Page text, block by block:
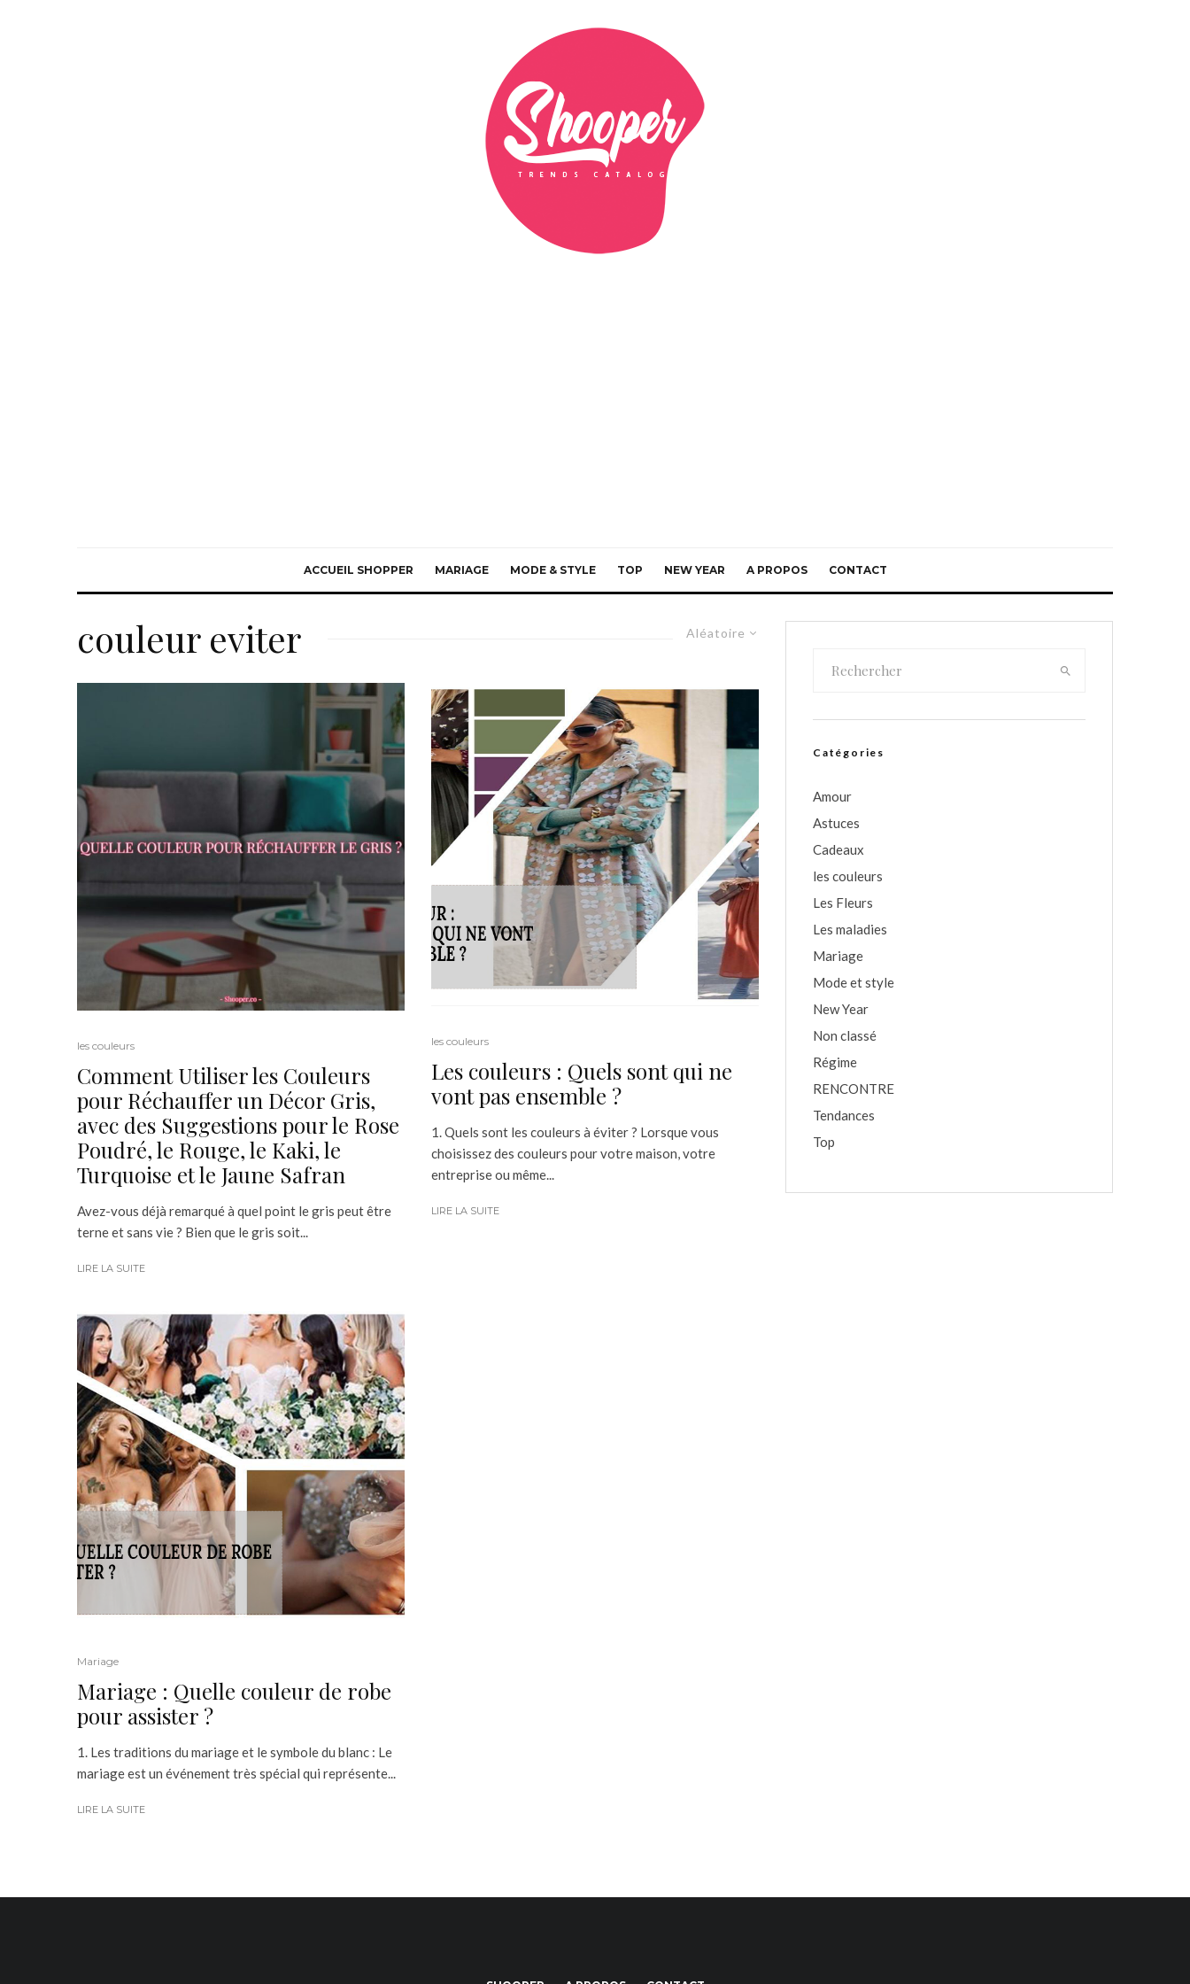
ACCUEIL SHOPPER MARIAGE MODE & STYLE TOP NEW YEAR A PROPOS CONTACT
Aléatoire
couleur eviter
les couleurs
Comment Utiliser les Couleurs
pour Réchauffer un Décor Gris,
avec des Suggestions pour le Rose
Poudré, le Rouge, le Kaki, le
Turquoise et le Jaune Safran
Avez-vous déjà remarqué à quel point le gris peut être
terne et sans vie ? Bien que le gris soit...
LIRE LA SUITE
Mariage
Mariage : Quelle couleur de robe
pour assister ?
1. Les traditions du mariage et le symbole du blanc : Le
mariage est un événement très spécial qui représente...
LIRE LA SUITE
les couleurs
Les couleurs : Quels sont qui ne
vont pas ensemble ?
1. Quels sont les couleurs à éviter ? Lorsque vous
choisissez des couleurs pour votre maison, votre
entreprise ou même...
LIRE LA SUITE
Catégories
Amour
Astuces
Cadeaux
les couleurs
Les Fleurs
Les maladies
Mariage
Mode et style
New Year
Non classé
Régime
RENCONTRE
Tendances
Top